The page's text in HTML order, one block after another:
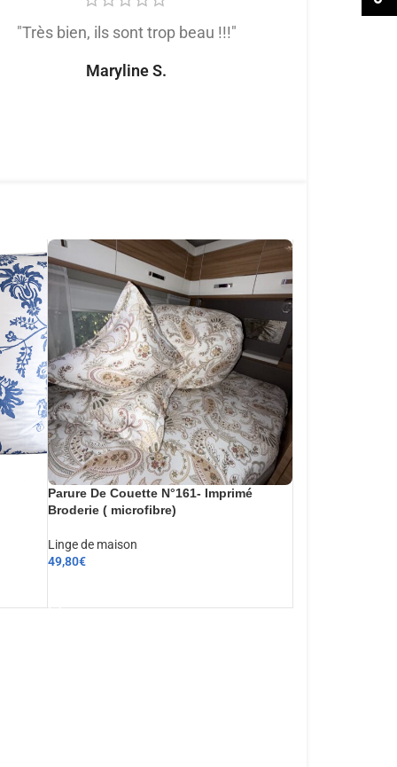
"Très bien, ils sont trop beau !!!"
Maryline S.
Parure De Couette N°161- Imprimé
Broderie ( microfibre)
Linge de maison
49,80€